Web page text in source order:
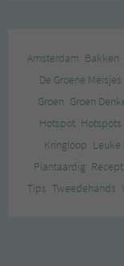
Amsterdam Bakken
De Groene Meisjes
Groen Groen
Hotspot Hotspots
Kringloop Leuke
Plantaardig Recept
Tips Tweedehands